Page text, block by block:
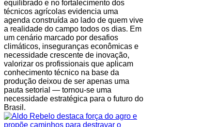
equilibrado e no fortalecimento dos
técnicos agrícolas evidencia uma
agenda construída ao lado de quem vive
a realidade do campo todos os dias. Em
um cenário marcado por desafios
climáticos, inseguranças econômicas e
necessidade crescente de inovação,
valorizar os profissionais que aplicam
conhecimento técnico na base da
produção deixou de ser apenas uma
pauta setorial — tornou-se uma
necessidade estratégica para o futuro do
Brasil.